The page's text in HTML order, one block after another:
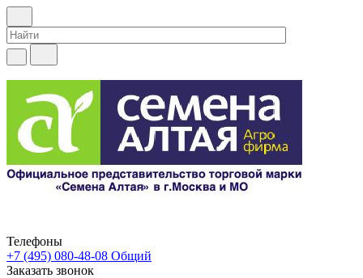
Телефоны
+7 (495) 080-48-08 Общий
Заказать звонок